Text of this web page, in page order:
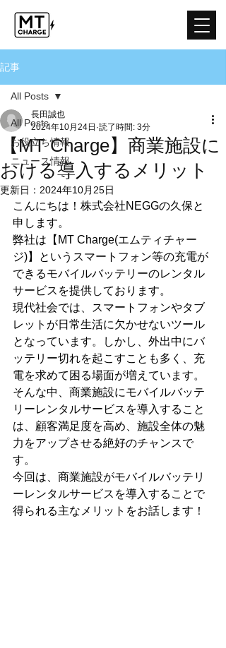
記事
All Posts
お役立ち情報
ニュース情報
All Posts
【MT Charge】商業施設に
おける導入するメリット
長田誠也
2024年10月24日 読了時間: 3分
更新日： 2024年10月25日
こんにちは！株式会社NEGGの久保と
申します。
弊社は【MT Charge(エムティチャー
ジ)】というスマートフォン等の充電が
できるモバイルバッテリーのレンタル
サービスを提供しております。
現代社会では、スマートフォンやタブ
レットが日常生活に欠かせないツール
となっています。しかし、外出中にバ
ッテリー切れを起こすことも多く、充
電を求めて困る場面が増えています。
そんな中、商業施設にモバイルバッテ
リーレンタルサービスを導入すること
は、顧客満足度を高め、施設全体の魅
力をアップさせる絶好のチャンスで
す。
今回は、商業施設がモバイルバッテリ
ーレンタルサービスを導入することで
得られる主なメリットをお話します！